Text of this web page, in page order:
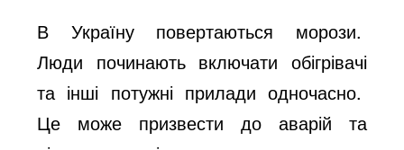
В Україну повертаються морози.
Люди починають включати обігрівачі
та інші потужні прилади одночасно.
Це може призвести до аварій та